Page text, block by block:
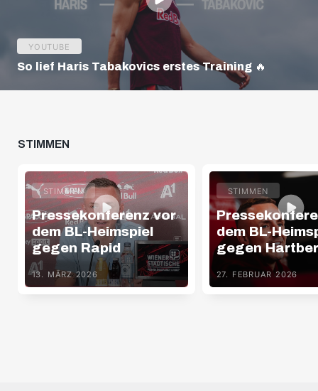
YOUTUBE
So lief Haris Tabakovics erstes Training 🔥
STIMMEN
STIMMEN
Pressekonferenz vor
dem BL-Heimspiel
gegen Rapid
13. MÄRZ 2026
STIMMEN
dem BL-
gegen
27. FEBRUAR 2026